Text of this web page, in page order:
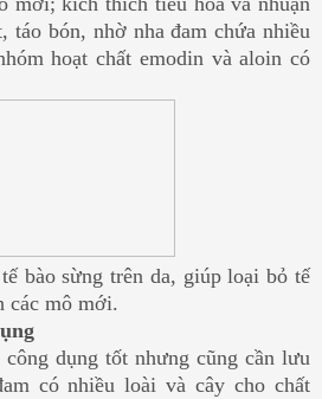
táo bón, nhờ nha đam chứa nhiều
hoạt chất emodin và aloin có
bào sừng trên da, giúp loại bỏ tế
các mô mới.
dụng tốt nhưng cũng cần lưu
có nhiều loài và cây cho chất